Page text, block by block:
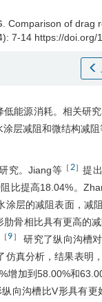
Comparison of drag
7-14 https://
能源消耗。相关研
层减阻和微结构减
究。Jiang等 ［2］提
比提高18.04%。
涂层的减阻表面，减
肋骨相比具有更高的
［9］
研究了纵向沟槽
仿真分析，结果表明
增加到58.00%和
纵向沟槽比V形具有